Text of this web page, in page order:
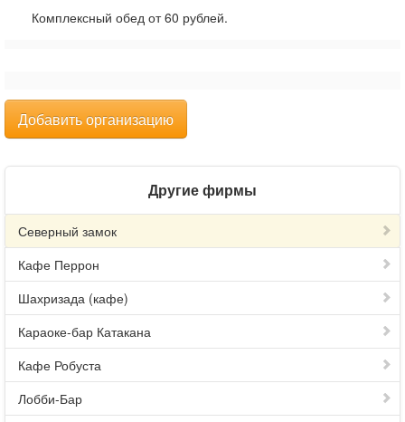
Комплексный обед от 60 рублей.
Добавить организацию
Другие фирмы
Северный замок
Кафе Перрон
Шахризада (кафе)
Караоке-бар Катакана
Кафе Робуста
Лобби-Бар